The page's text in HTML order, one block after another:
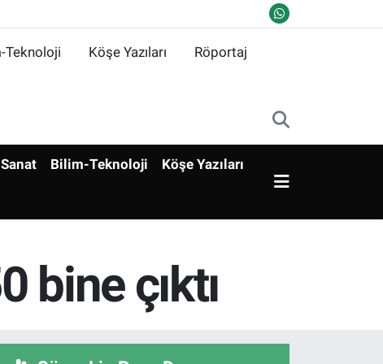
Teknoloji Köşe Yazıları Röportaj
Bilim-Teknoloji Köşe Yazıları
bine çıktı